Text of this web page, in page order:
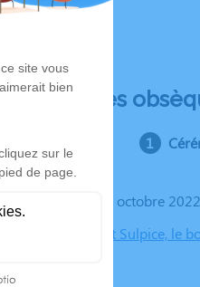
Déroulé des
Le jeudi 13 octobre
Église Saint Sulpice, le